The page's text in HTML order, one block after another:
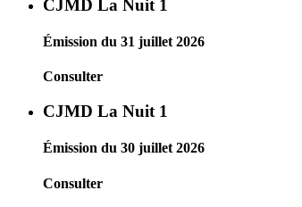
CJMD La Nuit 1
Émission du 31 juillet 2026
Consulter
CJMD La Nuit 1
Émission du 30 juillet 2026
Consulter